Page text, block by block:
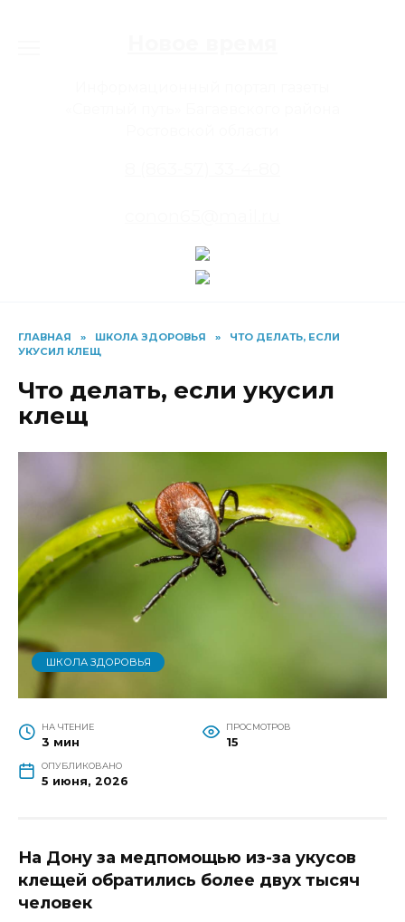
ГЛАВНАЯ » ШКОЛА ЗДОРОВЬЯ »
ЧТО ДЕЛАТЬ, ЕСЛИ
УКУСИЛ КЛЕЩ
Что делать, если укусил
клещ
ШКОЛА ЗДОРОВЬЯ
НА ЧТЕНИЕ
3 мин
ПРОСМОТРОВ
15
ОПУБЛИКОВАНО
5 июня, 2026
На Дону за медпомощью из-за укусов
клещей обратились более двух тысяч
человек